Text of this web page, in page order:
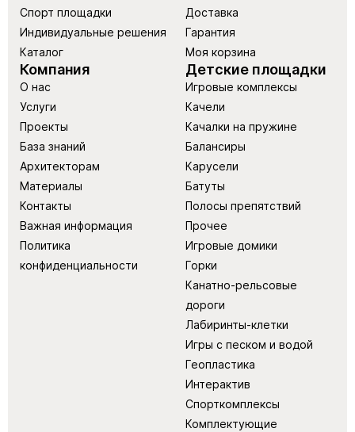
Спорт площадки
Индивидуальные решения
Каталог
Доставка
Гарантия
Моя корзина
Компания
О нас
Услуги
Проекты
База знаний
Архитекторам
Материалы
Контакты
Важная информация
Политика
конфиденциальности
Детские площадки
Игровые комплексы
Качели
Качалки на пружине
Балансиры
Карусели
Батуты
Полосы препятствий
Прочее
Игровые домики
Горки
Канатно-рельсовые
дороги
Лабиринты-клетки
Игры с песком и водой
Геопластика
Интерактив
Спорткомплексы
Комплектующие